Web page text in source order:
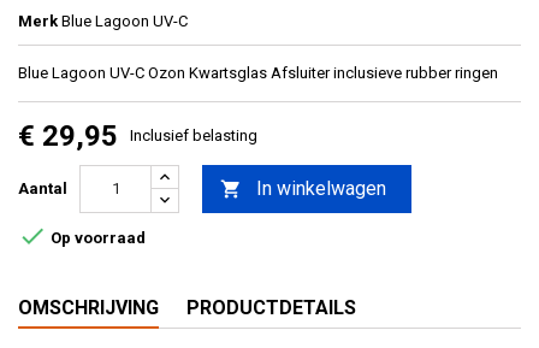
Merk Blue Lagoon UV-C
Blue Lagoon UV-C Ozon Kwartsglas Afsluiter inclusieve rubber ringen
€ 29,95 Inclusief belasting
Aantal  In winkelwagen
 Op voorraad
OMSCHRIJVING PRODUCTDETAILS